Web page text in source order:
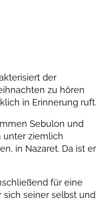
der
zu hören
in Erinnerung
Sebulon und
unter ziemlich
in Nazaret. Da ist er
für eine
seiner selbst und